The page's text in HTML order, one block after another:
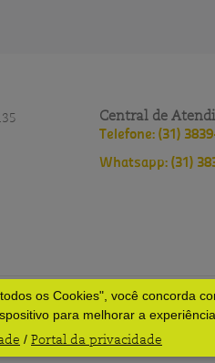
os Cookies", você concorda
para melhorar a
/ Portal da privacidade
Central de
Telefone: (31)
Whatsapp: (31)
dvlopes Política de